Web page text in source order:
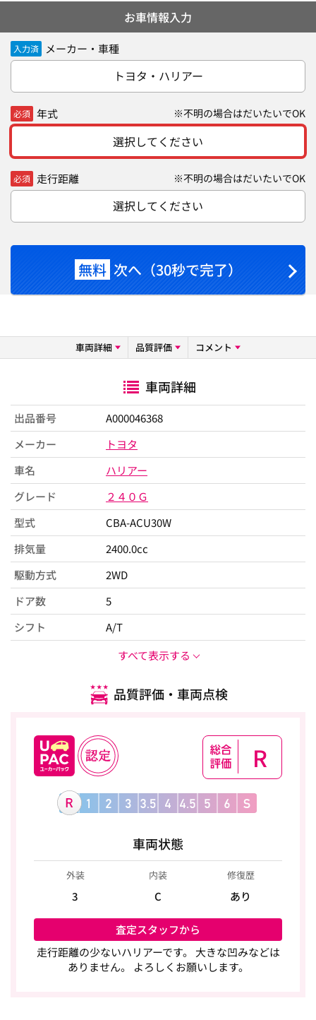
お車情報入力
入力済 メーカー・車種
トヨタ・ハリアー
必須 年式 ※不明の場合はだいたいでOK
選択してください
必須 走行距離 ※不明の場合はだいたいでOK
選択してください
無料 次へ（30秒で完了）
車両詳細 品質評価 コメント
車両詳細
出品番号
A000046368
メーカー
トヨタ
車名
ハリアー
グレード
２４０Ｇ
型式
CBA-ACU30W
排気量
2400.0cc
駆動方式
2WD
ドア数
5
シフト
A/T
すべて表示する
品質評価・車両点検
R
車両状態
外装
3
内装
C
修復歴
あり
査定スタッフから
走行距離の少ないハリアーです。 大きな凹みなどは
ありません。 よろしくお願いします。